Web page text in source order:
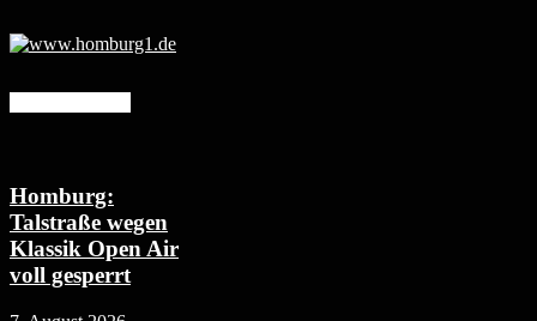
Homburg:
Talstraße wegen
Klassik Open Air
voll gesperrt